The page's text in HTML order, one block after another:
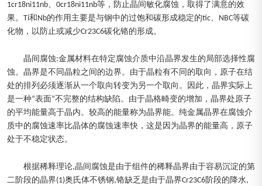
1cr18ni11nb、0cr18ni11nb等，防止晶间敏化腐蚀，取得了满意的效
果。Ti和Nb的作用主要是与钢中的过饱和碳形成稳定的tic、NBC等碳
化物，以防止或减少Cr23C6碳化铬的形成。
晶间腐蚀:金属材料在特定腐蚀介质中沿晶界发生的局部选择性腐
蚀。晶界是不同晶粒之间的边界。由于晶粒有不同的取向，原子在结
处的排列必须逐渐从一个取向转变为另一个取向。因此，晶界实际上
是一种“表面”不完整的结构缺陷。由于晶格畸变的增加，晶界处原子
的平均能量高于晶内。较高的能量称为晶界能。纯金属晶界在腐蚀介
质中的腐蚀速率比晶体的腐蚀速率快，这是因为晶界的能量高，原子
处于不稳定状态。
根据稀释理论,晶间腐蚀是由于组件的稀释晶界由于容易沉淀的第
二阶段的晶界(1)奥氏体不锈钢,铬缺乏是由于晶界Cr23C6阶段的降水,